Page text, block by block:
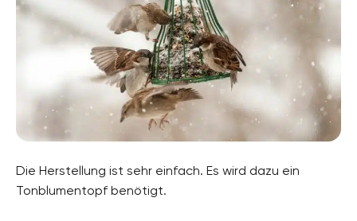
Die Herstellung ist sehr einfach. Es wird dazu ein
Tonblumentopf benötigt.